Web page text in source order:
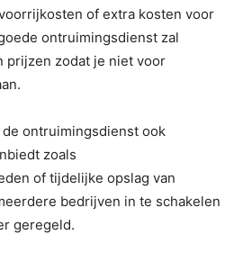
of extra kosten voor
ontruimingsdienst zal
prijzen zodat je niet voor
ontruimingsdienst ook
zoals
of tijdelijke opslag van
bedrijven in te schakelen
geregeld.